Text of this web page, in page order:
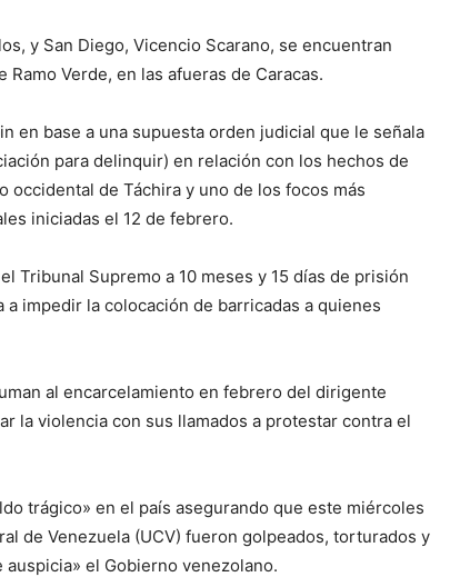
y San Diego, Vicencio Scarano, se encuentran
Verde, en las afueras de Caracas.
en base a una supuesta orden judicial que le señala
para delinquir) en relación con los hechos de
occidental de Táchira y uno de los focos más
iniciadas el 12 de febrero.
Tribunal Supremo a 10 meses y 15 días de prisión
impedir la colocación de barricadas a quienes
al encarcelamiento en febrero del dirigente
la violencia con sus llamados a protestar contra el
trágico» en el país asegurando que este miércoles
de Venezuela (UCV) fueron golpeados, torturados y
el Gobierno venezolano.